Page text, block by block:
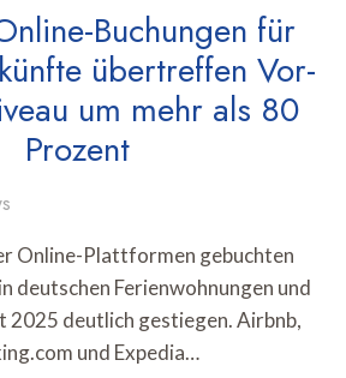
Buchungen für
übertreffen Vor-
um mehr als 80
Prozent
Online-Plattformen gebuchten
deutschen Ferienwohnungen und
2025 deutlich gestiegen. Airbnb,
und Expedia…